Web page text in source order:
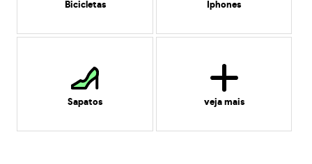
Bicicletas Iphones
Sapatos veja mais